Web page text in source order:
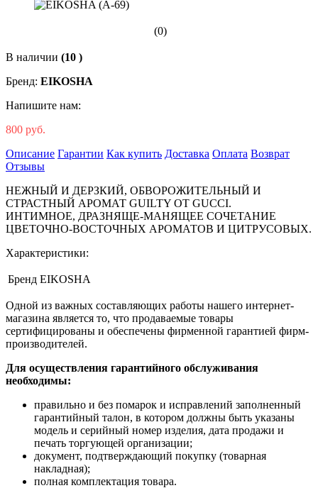
(0)
В наличии (10 )
Бренд: EIKOSHA
Напишите нам:
800 руб.
Описание Гарантии Как купить Доставка Оплата Возврат
Отзывы
НЕЖНЫЙ И ДЕРЗКИЙ, ОБВОРОЖИТЕЛЬНЫЙ И
СТРАСТНЫЙ АРОМАТ GUILTY ОТ GUCCI.
ИНТИМНОЕ, ДРАЗНЯЩЕ-МАНЯЩЕЕ СОЧЕТАНИЕ
ЦВЕТОЧНО-ВОСТОЧНЫХ АРОМАТОВ И ЦИТРУСОВЫХ.
Характеристики:
Бренд EIKOSHA
Одной из важных составляющих работы нашего интернет-
магазина является то, что продаваемые товары
сертифицированы и обеспечены фирменной гарантией фирм-
производителей.
Для осуществления гарантийного обслуживания
необходимы:
правильно и без помарок и исправлений заполненный
гарантийный талон, в котором должны быть указаны
модель и серийный номер изделия, дата продажи и
печать торгующей организации;
документ, подтверждающий покупку (товарная
накладная);
полная комплектация товара.